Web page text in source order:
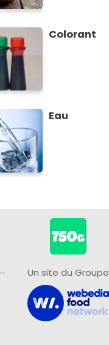
Colorant
Eau
Un site du Groupe